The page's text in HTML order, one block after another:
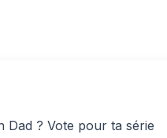
? Vote pour ta série